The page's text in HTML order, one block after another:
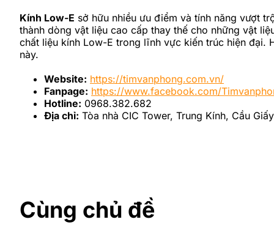
Kính Low-E sở hữu nhiều ưu điểm và tính năng vượt
thành dòng vật liệu cao cấp thay thế cho những vật
chất liệu kính Low-E trong lĩnh vực kiến trúc hiện đại.
này.
Website: https://timvanphong.com.vn/
Fanpage: https://www.facebook.com/
Hotline: 0968.382.682
Địa chỉ: Tòa nhà CIC Tower, Trung Kính, Cầu
Cùng chủ đề